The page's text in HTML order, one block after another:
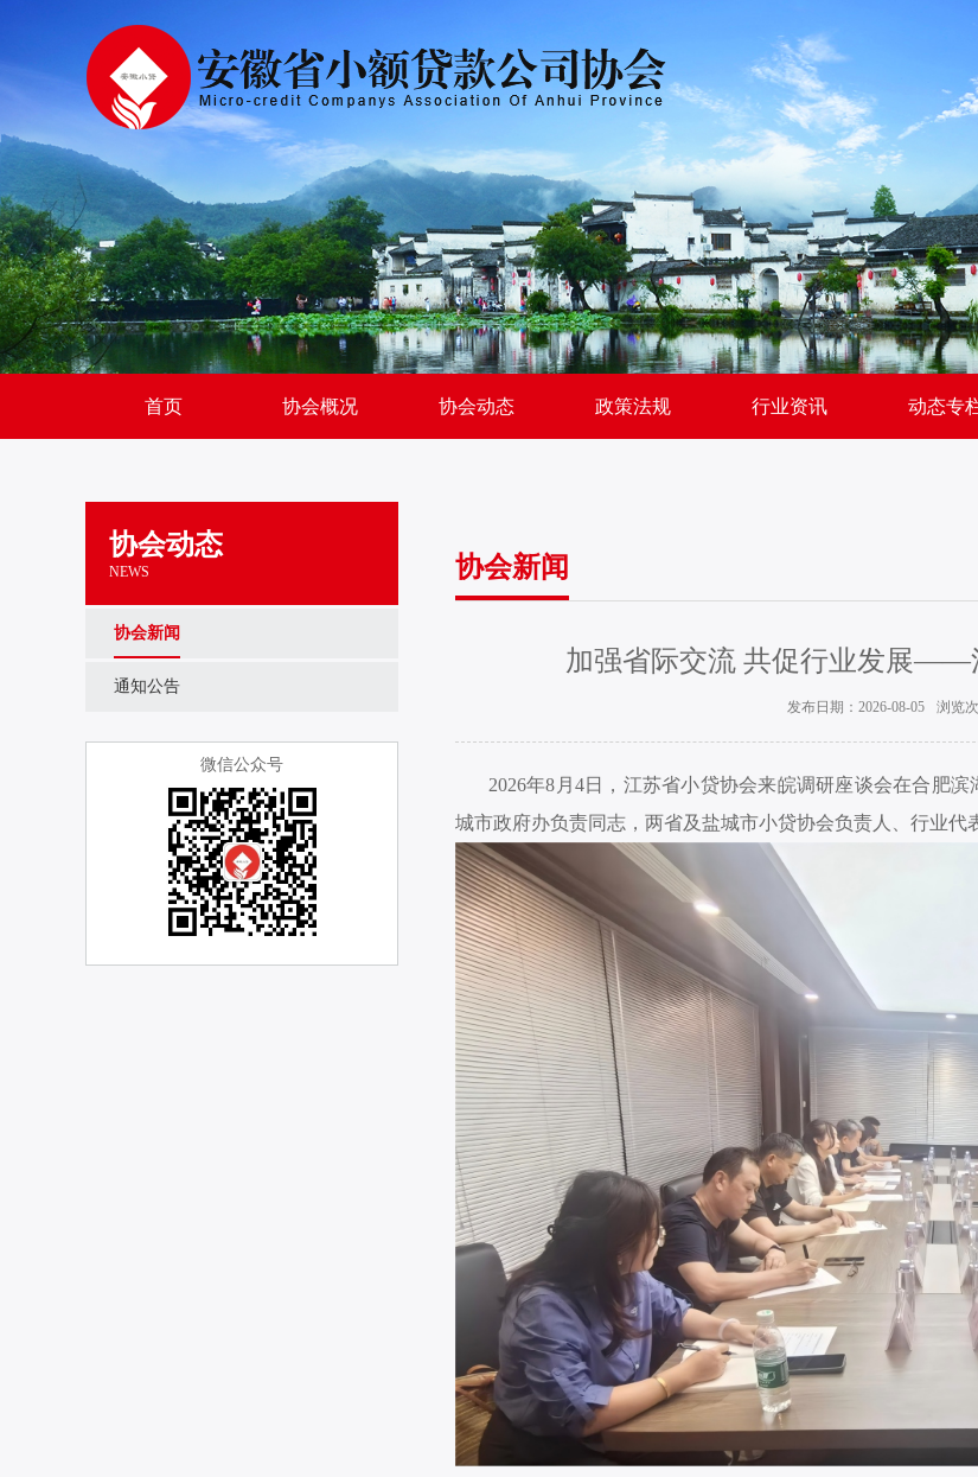
首页 协会概况 协会动态 政策法规 行业资讯 动态专
协会动态
NEWS
协会新闻
通知公告
微信公众号
协会新闻
加强省际交流 共促行业发展——
发布日期：2026-08-05 浏览
2026年8月4日，江苏省小贷协会来皖调研座谈会在合肥
城市政府办负责同志，两省及盐城市小贷协会负责人、行业代